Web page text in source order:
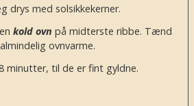
drys med solsikkekerner.
kold ovn på midterste ribbe. Tænd
ovnvarme.
minutter, til de er fint gyldne.